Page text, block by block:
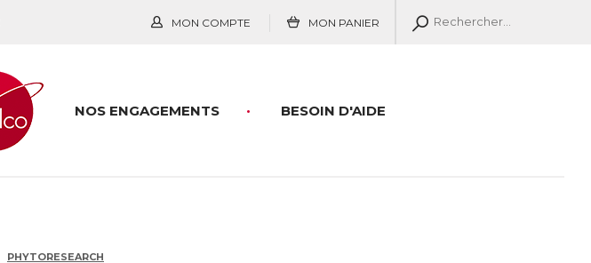
MON COMPTE MON PANIER
BESOIN D'AIDE
NOS ENGAGEMENTS
PHYTORESEARCH